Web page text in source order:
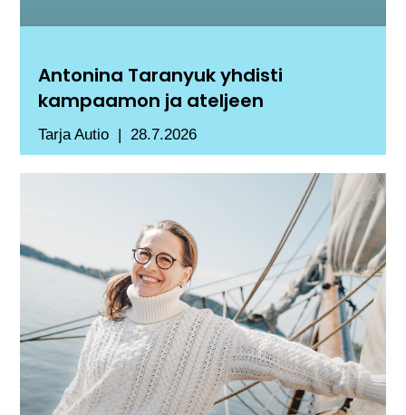
Antonina Taranyuk yhdisti
kampaamon ja ateljeen
Tarja Autio 28.7.2026